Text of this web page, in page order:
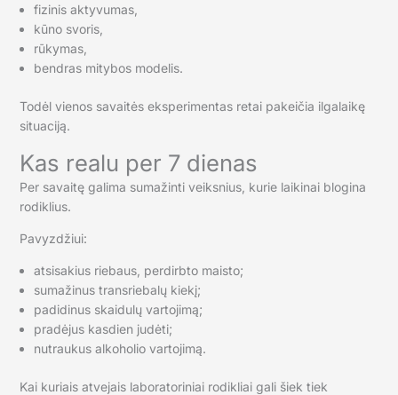
fizinis aktyvumas,
kūno svoris,
rūkymas,
bendras mitybos modelis.
Todėl vienos savaitės eksperimentas retai pakeičia ilgalaikę
situaciją.
Kas realu per 7 dienas
Per savaitę galima sumažinti veiksnius, kurie laikinai blogina
rodiklius.
Pavyzdžiui:
atsisakius riebaus, perdirbto maisto;
sumažinus transriebalų kiekį;
padidinus skaidulų vartojimą;
pradėjus kasdien judėti;
nutraukus alkoholio vartojimą.
Kai kuriais atvejais laboratoriniai rodikliai gali šiek tiek